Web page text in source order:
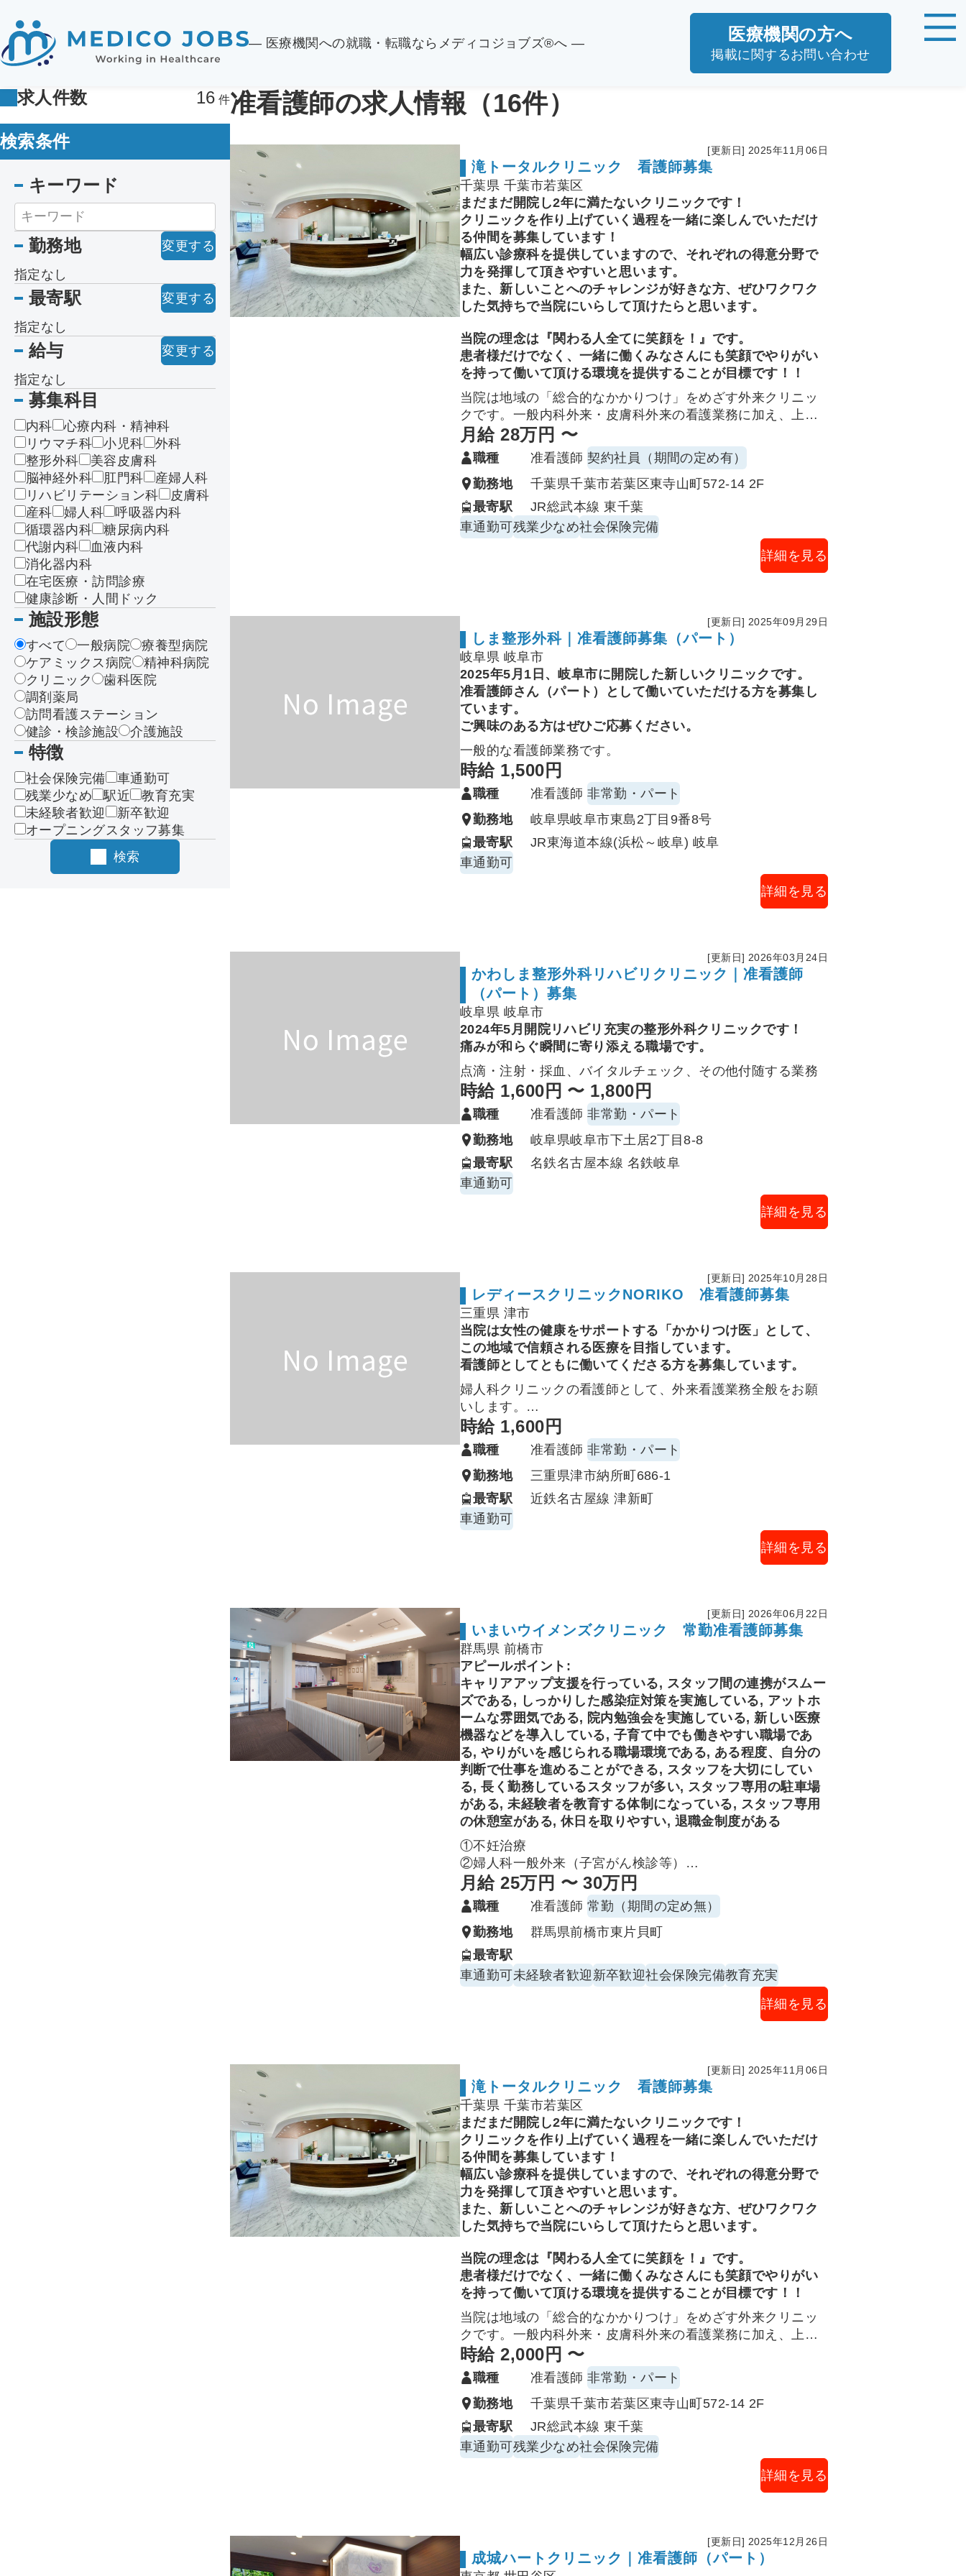
― 医療機関への就職・転職ならメディコジョブズ®へ ― 医療機関の方へ
掲載に関するお問い合わせ
求人件数 16
検索条件
キーワード
勤務地
変更する
指定なし
最寄駅
変更する
指定なし
給与
変更する
指定なし
募集科目
内科
心療内科・精神科
リウマチ科
小児科
外科
整形外科
美容皮膚科
脳神経外科
肛門科
産婦人科
リハビリテーション科
皮膚科
産科
婦人科
呼吸器内科
循環器内科
糖尿病内科
代謝内科
血液内科
消化器内科
在宅医療・訪問診療
健康診断・人間ドック
施設形態
すべて 一般病院
療養型病院
ケアミックス病院
精神科病院
クリニック
歯科医院
調剤薬局
訪問看護ステーション
健診・検診施設
介護施設
特徴
社会保険完備
車通勤可
残業少なめ
駅近
教育充実
未経験者歓迎
新卒歓迎
オープニングスタッフ募集
検索
准看護師の求人情報（16件）
[更新日] 2025年11月06日
滝トータルクリニック 看護師募集
千葉県 千葉市若葉区
まだまだ開院し2年に満たないクリニックです！
クリニックを作り上げていく過程を一緒に楽しんでいただけ
る仲間を募集しています！
幅広い診療科を提供していますので、それぞれの得意分野で
力を発揮して頂きやすいと思います。
また、新しいことへのチャレンジが好きな方、ぜひワクワク
した気持ちで当院にいらして頂けたらと思います。
当院の理念は『関わる人全てに笑顔を！』です。
患者様だけでなく、一緒に働くみなさんにも笑顔でやりがい
を持って働いて頂ける環境を提供することが目標です！！
当院は地域の「総合的なかかりつけ」をめざす外来クリニッ
クです。一般内科外来・皮膚科外来の看護業務に加え、上部
／下部内視鏡の周術期サポートをお任せします。
患者さまに寄り添い、チームで安全・円滑な診療を支えるポ
ジションです。
主な業務（一般外来）
問診・バイタル測定、初期トリアージ、電子カルテ入力補助
採血・点滴/ルート確保、注射（皮下・筋注・静注）、心電
図、尿検査・迅速検査（インフル/溶連菌等）、X線検査の準
予防接種の準備・接種介助・観察、患者説明（副反応・セル
フケア等）
生活指導・服薬指導のサポート、電話対応、院内動線・待ち
時間の調整
物品・薬品管理、感染対策の実施（標準予防策、環境整備、
廃棄物管理）
主な業務（皮膚科外来処置）
処置準備・介助（湿疹・蕁麻疹・にきび等の外用処置、創傷
被覆材の選択・貼付、凍結療法介助 等）
皮膚科特有の検査補助（含：ダーモスコピー観察補助・培養
採取 等）
スキンケア・外用薬の塗布指導、ホームケア指導（年齢・生
活背景に応じた説明）
：問診・既往/内服確認、前処置説明、静脈路確
検査後対応：リカバリー観察、覚醒評価・転倒予防、結果説
明時の誘導・指導
スコープ洗浄・消毒の手順実施、機器・消耗品の在庫/品質管
理、感染対策の遵守
医師・看護師・受付/クラークが連携するチーム体制。
困った時はすぐ相談できます。
未経験・ブランクのある方へ
できることから：採血・バイタル等の基本業務からスタート
し、得意分野を伸ばせます。
育児・家庭と両立も応援
：急なお休みや時短のご相談も可能
を、仲間と一緒に届けませんか？ご応募を心よりお待ちして
います。
月給 28万円 〜
職種 准看護師契約社員（期間の定め有）
勤務地
千葉県千葉市若葉区東寺山町572-14 2F
最寄駅
JR総武本線 東千葉
車通勤可残業少なめ社会保険完備
詳細を見る
[更新日] 2025年09月29日
しま整形外科｜准看護師募集（パート）
岐阜県 岐阜市
2025年5月1日、岐阜市に開院した新しいクリニックです。
准看護師さん（パート）として働いていただける方を募集し
ています。
ご興味のある方はぜひご応募ください。
一般的な看護師業務です。
時給 1,500円
職種 准看護師非常勤・パート
勤務地
岐阜県岐阜市東島2丁目9番8号
最寄駅
JR東海道本線(浜松～岐阜) 岐阜
車通勤可
詳細を見る
[更新日] 2026年03月24日
かわしま整形外科リハビリクリニック｜准看護師
（パート）募集
岐阜県 岐阜市
2024年5月開院リハビリ充実の整形外科クリニックです！
痛みが和らぐ瞬間に寄り添える職場です。
点滴・注射・採血、バイタルチェック、その他付随する業務
時給 1,600円 〜 1,800円
職種 准看護師非常勤・パート
勤務地
岐阜県岐阜市下土居2丁目8-8
最寄駅
名鉄名古屋本線 名鉄岐阜
車通勤可
詳細を見る
[更新日] 2025年10月28日
レディースクリニックNORIKO 准看護師募集
三重県 津市
当院は女性の健康をサポートする「かかりつけ医」として、
この地域で信頼される医療を目指しています。
看護師としてともに働いてくださる方を募集しています。
婦人科クリニックの看護師として、外来看護業務全般をお願
いします。
・採血、注射、点滴
・診察の介助、処置の介助
・設備や機材の滅菌、清掃
時給 1,600円
職種 准看護師非常勤・パート
勤務地
三重県津市納所町686-1
最寄駅
近鉄名古屋線 津新町
車通勤可
詳細を見る
[更新日] 2026年06月22日
いまいウイメンズクリニック 常勤准看護師募集
群馬県 前橋市
アピールポイント:
キャリアアップ支援を行っている, スタッフ間の連携がスムー
ズである, しっかりした感染症対策を実施している, アットホ
ームな雰囲気である, 院内勉強会を実施している, 新しい医療
機器などを導入している, 子育て中でも働きやすい職場であ
る, やりがいを感じられる職場環境である, ある程度、自分の
判断で仕事を進めることができる, スタッフを大切にしてい
る, 長く勤務しているスタッフが多い, スタッフ専用の駐車場
がある, 未経験者を教育する体制になっている, スタッフ専用
の休憩室がある, 休日を取りやすい, 退職金制度がある
①不妊治療
②婦人科一般外来（子宮がん検診等）
③流産・中絶/子宮内膜ポリープなどの日帰り手術に対する看
護業務が主な診療内容です。
その他
・患者様への治療説明や相談対応
・採血、点滴、注射などの看護業務
・院内環境整備
が業務内容となりますが、産婦人科未経験の方やブランクが
ある方も、当院スタッフより段階を踏んでご指導させていた
月給 25万円 〜 30万円
職種 准看護師常勤（期間の定め無）
勤務地
群馬県前橋市東片貝町
最寄駅
車通勤可未経験者歓迎 新卒歓迎社会保険完備教育充実
詳細を見る
[更新日] 2025年11月06日
滝トータルクリニック 看護師募集
千葉県 千葉市若葉区
まだまだ開院し2年に満たないクリニックです！
クリニックを作り上げていく過程を一緒に楽しんでいただけ
る仲間を募集しています！
幅広い診療科を提供していますので、それぞれの得意分野で
力を発揮して頂きやすいと思います。
また、新しいことへのチャレンジが好きな方、ぜひワクワク
した気持ちで当院にいらして頂けたらと思います。
当院の理念は『関わる人全てに笑顔を！』です。
患者様だけでなく、一緒に働くみなさんにも笑顔でやりがい
を持って働いて頂ける環境を提供することが目標です！！
当院は地域の「総合的なかかりつけ」をめざす外来クリニッ
クです。一般内科外来・皮膚科外来の看護業務に加え、上部
／下部内視鏡の周術期サポートをお任せします。
患者さまに寄り添い、チームで安全・円滑な診療を支えるポ
ジションです。
主な業務（一般外来）
問診・バイタル測定、初期トリアージ、電子カルテ入力補助
採血・点滴/ルート確保、注射（皮下・筋注・静注）、心電
図、尿検査・迅速検査（インフル/溶連菌等）、X線検査の準
予防接種の準備・接種介助・観察、患者説明（副反応・セル
フケア等）
時給 2,000円 〜
職種 准看護師非常勤・パート
勤務地
千葉県千葉市若葉区東寺山町572-14 2F
最寄駅
JR総武本線 東千葉
車通勤可残業少なめ社会保険完備
詳細を見る
[更新日] 2025年12月26日
成城ハートクリニック｜准看護師（パート）